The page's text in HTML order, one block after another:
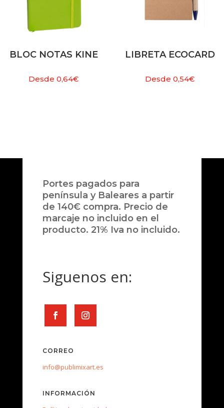
BLOC NOTAS KINE
Desde0,64€
LIBRETA ECOCARD
Desde0,54€
Portes pagados para
península y Baleares a partir
de 140€ compra. Precio de
marcaje no incluido en el
producto. 21% Iva no incluido.
Siguenos en:
CORREO
info@publimixart.es
INFORMACIÓN